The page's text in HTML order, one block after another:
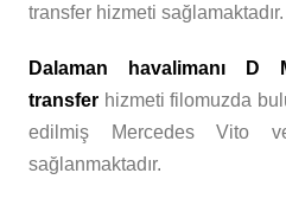
transfer hizmeti sağlamaktadır.
Dalaman havalimanı
transfer hizmeti filomuzda
edilmiş Mercedes Vito
sağlanmaktadır.